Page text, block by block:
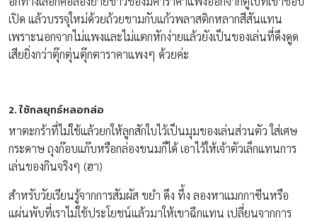
เปิด แล้วบรรจุใหม่ด้วยถ้วยชามกับแก้วพลาสติกหลากสีสันแทน
เพราะนอกจากไม่แพงและไม่แตกหักง่ายแล้วยังเป็นของเล่นที่ดึงดูด
เสียยิ่งกว่าตุ๊กตุ่นตุ๊กตาราคาแพงๆ ด้วยค่ะ
2. ใช้กลยุทธ์หลอกล่อ
หาตะกร้าที่ไม่ใช้แล้วยกให้ลูกสักใบไว้เป็นมุมของเล่นส่วนตัว ใส่เศษ
กระดาษ ถุงก๊อบแก๊บหรือกล่องขนมก็ได้ เอาไว้ให้เจ้าตัวเล็กแทนการ
เล่นของกินจริงๆ (ฮา)
สำหรับวัยเรียนรู้จากการสัมผัส ขยำ ดึง ทึ้ง ลองหาแมกกาซีนหรือ
แผ่นพับที่เราไม่ใช้ประโยชน์แล้วมาให้เขาฉีกแทน เปลี่ยนจากการ